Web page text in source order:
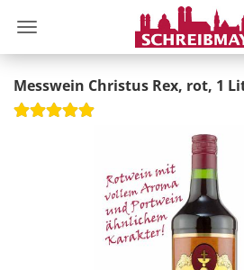
Messwein Christus Rex, rot, 1